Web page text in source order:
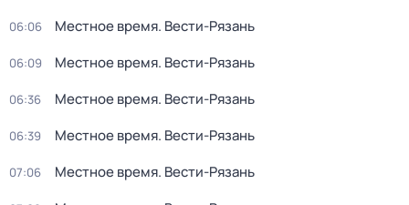
06:06 Местное время. Вести-Рязань
06:09 Местное время. Вести-Рязань
06:36 Местное время. Вести-Рязань
06:39 Местное время. Вести-Рязань
07:06 Местное время. Вести-Рязань